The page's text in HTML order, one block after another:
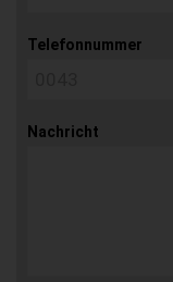
Telefonnummer
Nachricht